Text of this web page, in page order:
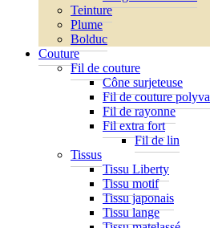
Teinture
Plume
Bolduc
Couture
Fil de couture
Cône surjeteuse
Fil de couture
Fil de rayonne
Fil extra fort
Fil de lin
Tissus
Tissu Liberty
Tissu motif
Tissu japonais
Tissu lange